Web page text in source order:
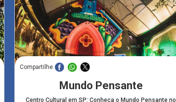
Compartilhe
Mundo Pensante
Centro Cultural em SP: Conheça o Mundo Pensante no